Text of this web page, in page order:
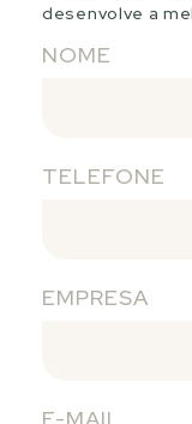
desenvolve a
NOME
TELEFONE
EMPRESA